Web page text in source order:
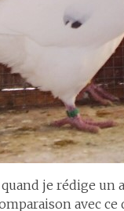
je rédige un
avec ce